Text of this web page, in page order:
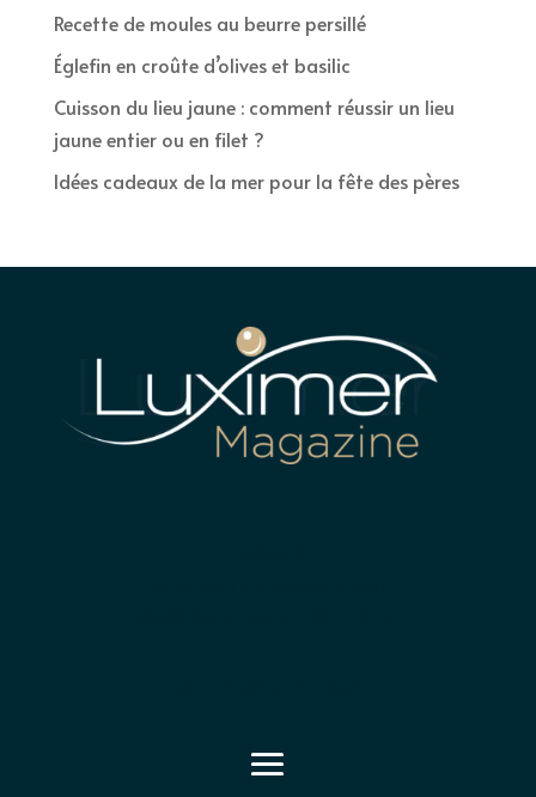
Recette de moules au beurre persillé
Églefin en croûte d’olives et basilic
Cuisson du lieu jaune : comment réussir un lieu
jaune entier ou en filet ?
Idées cadeaux de la mer pour la fête des pères